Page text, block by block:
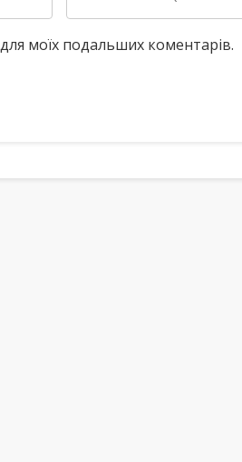
моїх подальших коментарів.